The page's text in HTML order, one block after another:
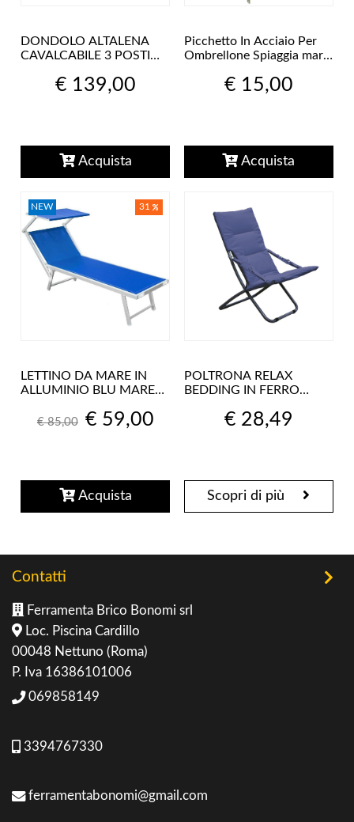
DONDOLO ALTALENA
CAVALCABILE 3 POSTI
VERNICIATO PER
€ 139,00
Acquista
Picchetto In Acciaio Per
Ombrellone Spiaggia mare
€ 15,00
Acquista
NEW 31
LETTINO DA MARE IN
ALLUMINIO BLU MARE
188 x 67 x 38 h cm
€ 85,00 € 59,00
Acquista
POLTRONA RELAX
BEDDING IN FERRO
85X55X93H€ 28,49
Scopri di più
Contatti
Ferramenta Brico Bonomi srl
Loc. Piscina Cardillo
00048 Nettuno (Roma)
P. Iva 16386101006
069858149
3394767330
ferramentabonomi@gmail.com